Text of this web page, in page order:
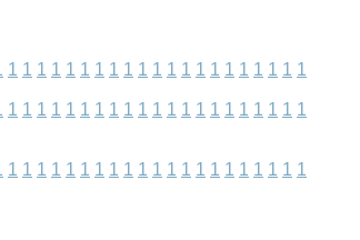
1 1 1 1 1 1 1 1 1 1 1 1 1 1 1 1 1 1 1 1 1
1 1 1 1 1 1 1 1 1 1 1 1 1 1 1 1 1 1 1 1 1
1 1 1 1 1 1 1 1 1 1 1 1 1 1 1 1 1 1 1 1 1